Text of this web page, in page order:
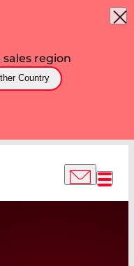
region
Country